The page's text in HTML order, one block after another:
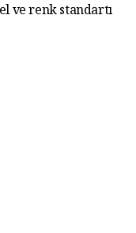
ve renk standartı